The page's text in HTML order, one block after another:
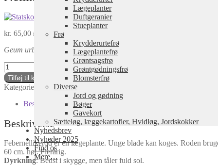
Lægeplanter
Duftgeranier
Stueplanter
Frø
Krydderurtefrø
Lægeplantefrø
Grøntsagsfrø
Grøntgødningsfrø
Blomsterfrø
Diverse
Jord og gødning
Bøger
Gavekort
Sætteløg, læggekartofler, Hvidløg, Jordskokker
Nyhedsbrev
Nyheder 2025
Find os
Mere…
kr. 65,00 inkl. moms
Geum urbanum
Nellikerod,
Febernellikerod
antal
Tilføj til kurv
Kategorier: Lægeplanter
Beskrivelse
Beskrivelse
Febernellikerod er en lægeplante. Unge blade kan koges. Roden
60 cm. høj. Flerårig.
Dyrkning:Bedst i skygge, men tåler fuld sol.